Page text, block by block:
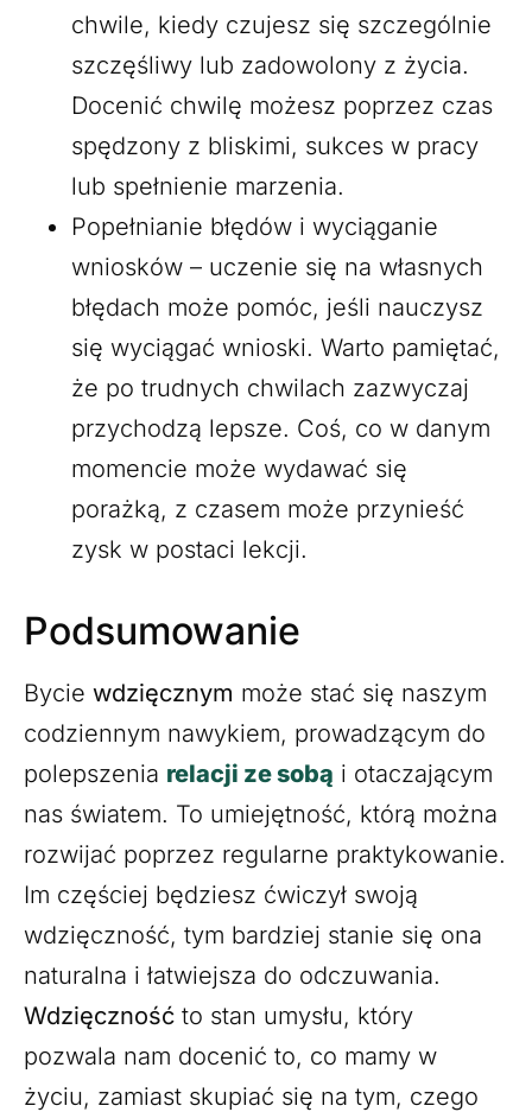
chwile, kiedy czujesz się szczególnie
szczęśliwy lub zadowolony z życia.
Docenić chwilę możesz poprzez czas
spędzony z bliskimi, sukces w pracy
lub spełnienie marzenia.
Popełnianie błędów i wyciąganie
wniosków – uczenie się na własnych
błędach może pomóc, jeśli nauczysz
się wyciągać wnioski. Warto pamiętać,
że po trudnych chwilach zazwyczaj
przychodzą lepsze. Coś, co w danym
momencie może wydawać się
porażką, z czasem może przynieść
zysk w postaci lekcji.
Podsumowanie
Bycie wdzięcznym może stać się naszym
codziennym nawykiem, prowadzącym do
polepszenia relacji ze sobą i otaczającym
nas światem. To umiejętność, którą można
rozwijać poprzez regularne praktykowanie.
Im częściej będziesz ćwiczył swoją
wdzięczność, tym bardziej stanie się ona
naturalna i łatwiejsza do odczuwania.
Wdzięczność to stan umysłu, który
pozwala nam docenić to, co mamy w
życiu, zamiast skupiać się na tym, czego